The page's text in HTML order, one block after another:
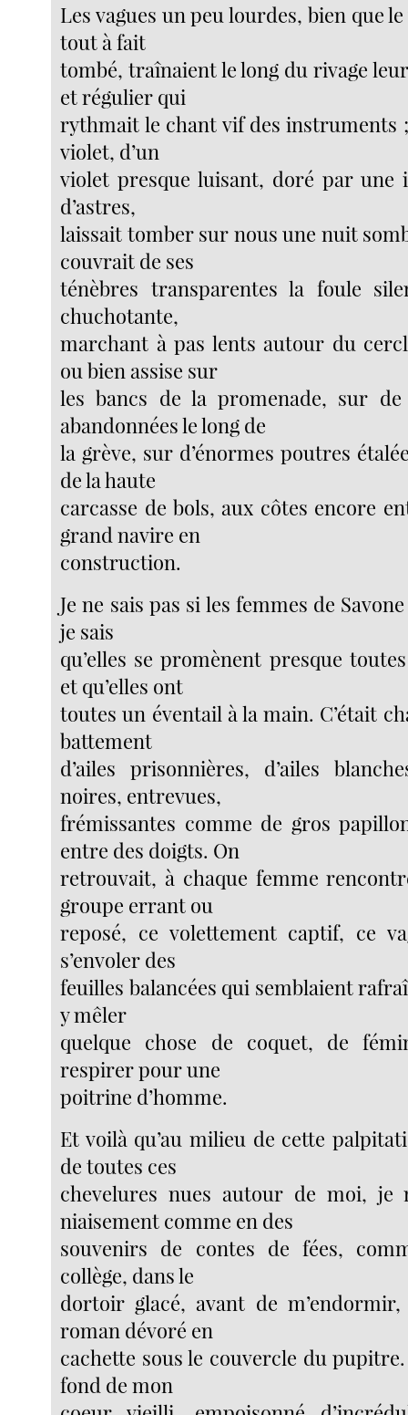
Les vagues un peu lourdes, bien que
tout à fait
tombé, traînaient le long du rivage
et régulier qui
rythmait le chant vif des instruments
violet, d’un
violet presque luisant, doré par une
d’astres,
laissait tomber sur nous une nuit
couvrait de ses
ténèbres transparentes la foule
chuchotante,
marchant à pas lents autour du
ou bien assise sur
les bancs de la promenade, sur de
abandonnées le long de
la grève, sur d’énormes poutres
de la haute
carcasse de bols, aux côtes encore
grand navire en
construction.
Je ne sais pas si les femmes de
je sais
qu’elles se promènent presque
et qu’elles ont
toutes un éventail à la main. C’était
battement
d’ailes prisonnières, d’ailes
noires, entrevues,
frémissantes comme de gros
entre des doigts. On
retrouvait, à chaque femme
groupe errant ou
reposé, ce volettement captif, ce
s’envoler des
feuilles balancées qui semblaient
y mêler
quelque chose de coquet, de
respirer pour une
poitrine d’homme.
Et voilà qu’au milieu de cette
de toutes ces
chevelures nues autour de moi,
niaisement comme en des
souvenirs de contes de fées,
collège, dans le
dortoir glacé, avant de
roman dévoré en
cachette sous le couvercle du
fond de mon